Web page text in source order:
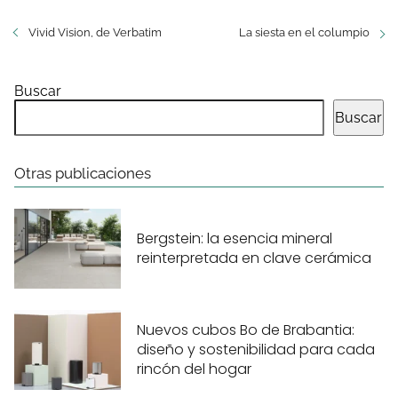
Vivid Vision, de Verbatim La siesta en el columpio
Buscar
Buscar
Otras publicaciones
Bergstein: la esencia mineral
reinterpretada en clave cerámica
Nuevos cubos Bo de Brabantia:
diseño y sostenibilidad para cada
rincón del hogar